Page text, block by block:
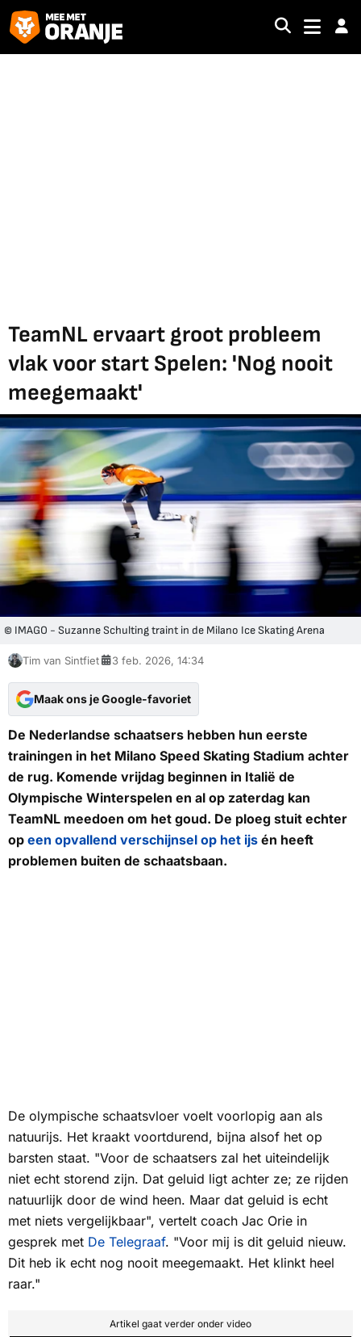
TeamNL ervaart groot probleem
vlak voor start Spelen: 'Nog nooit
meegemaakt'
© IMAGO - Suzanne Schulting traint in de Milano Ice Skating Arena
Tim van Sintfiet 3 feb. 2026, 14:34
Maak ons je Google-favoriet
De Nederlandse schaatsers hebben hun eerste
trainingen in het Milano Speed Skating Stadium achter
de rug. Komende vrijdag beginnen in Italië de
Olympische Winterspelen en al op zaterdag kan
TeamNL meedoen om het goud. De ploeg stuit echter
op een opvallend verschijnsel op het ijs én heeft
problemen buiten de schaatsbaan.
De olympische schaatsvloer voelt voorlopig aan als
natuurijs. Het kraakt voortdurend, bijna alsof het op
barsten staat. "Voor de schaatsers zal het uiteindelijk
niet echt storend zijn. Dat geluid ligt achter ze; ze rijden
natuurlijk door de wind heen. Maar dat geluid is echt
met niets vergelijkbaar", vertelt coach Jac Orie in
gesprek met De Telegraaf. "Voor mij is dit geluid nieuw.
Dit heb ik echt nog nooit meegemaakt. Het klinkt heel
raar."
Artikel gaat verder onder video